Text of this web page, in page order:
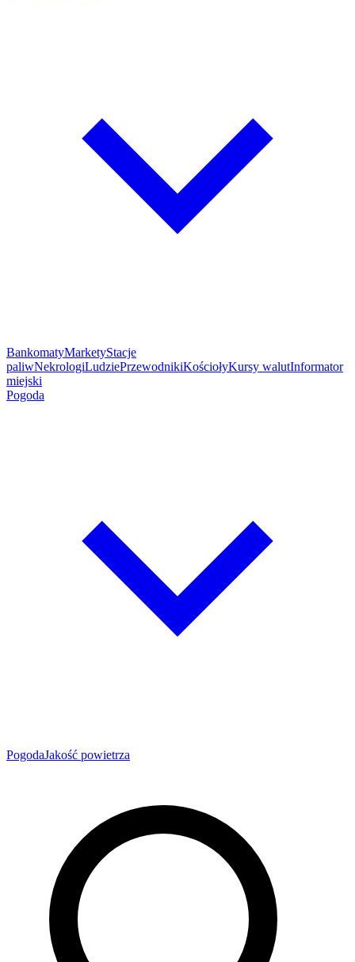
BankomatyMarketyStacje
paliwNekrologiLudziePrzewodnikiKościołyKursy walutInformator
miejski
Pogoda
PogodaJakość powietrza